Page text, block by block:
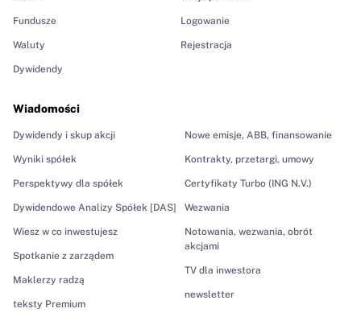
Fundusze
Waluty
Dywidendy
Wiadomości
Dywidendy i skup akcji
Wyniki spółek
Perspektywy dla spółek
Dywidendowe Analizy Spółek [DAS]
Wiesz w co inwestujesz
Spotkanie z zarządem
Maklerzy radzą
teksty Premium
Nowe emisje, ABB, finansowanie
Kontrakty, przetargi, umowy
Certyfikaty Turbo (ING N.V.)
Wezwania
Notowania, wezwania, obrót
akcjami
TV dla inwestora
newsletter
Logowanie
Rejestracja